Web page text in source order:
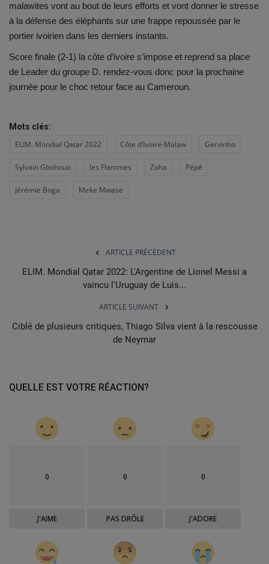
malawites vont au bout de leurs efforts et vont donner le stresse
à la défense des éléphants sur une frappe repoussée par le
portier ivoirien dans les derniers instants.
Score finale (2-1) la côte d’ivoire s’impose et reprend sa place
de Leader du groupe D. rendez-vous donc pour la prochaine
journée pour le choc retour face au Cameroun.
Mots clés:
ELIM. Mondial Qatar 2022 Côte d’Ivoire-Malaw Gervinho
Sylvain Gbohouo les Flammes Zaha Pépé
Jérémie Boga Meke Mwase
ARTICLE PRÉCÉDENT
ELIM. Mondial Qatar 2022: L'Argentine de Lionel Messi a
vaincu l'Uruguay de Luis...
ARTICLE SUIVANT
Ciblé de plusieurs critiques, Thiago Silva vient à la rescousse
de Neymar
QUELLE EST VOTRE RÉACTION?
0
J'AIME
0
PAS DRÔLE
0
J'ADORE